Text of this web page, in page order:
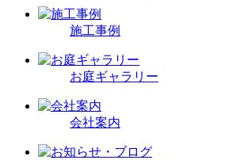
施工事例
お庭ギャラリー
会社案内